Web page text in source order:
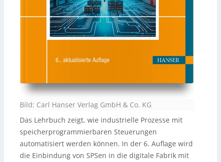
Bild: Carl Hanser Verlag GmbH & Co. KG
Das Lehrbuch zeigt, wie industrielle Prozesse mit
speicherprogrammierbaren Steuerungen
automatisiert werden können. In der 6. Auflage wird
die Einbindung von SPSen in die digitale Fabrik mit